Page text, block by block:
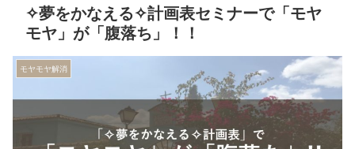
✧夢をかなえる✧計画表セミナーで「モヤ
モヤ」が「腹落ち」！！
モヤモヤ解消